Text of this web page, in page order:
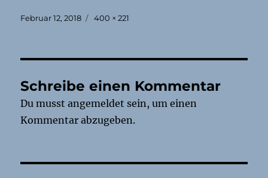
Veröffentlicht
Februar 12, 2018 Originalgröße
400 × 221
Schreibe einen Kommentar
Du musstangemeldet sein, um einen
Kommentar abzugeben.